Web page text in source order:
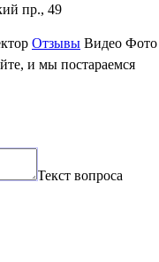
пр., 49
Отзывы Видео Фото
и мы постараемся
Текст вопроса